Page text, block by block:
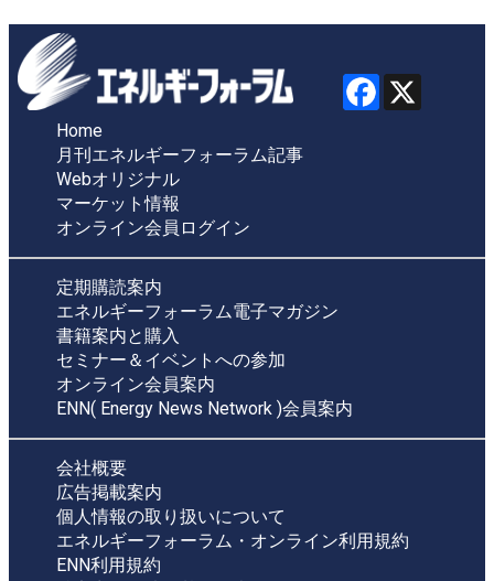
Home
月刊エネルギーフォーラム記事
Webオリジナル
マーケット情報
オンライン会員ログイン
定期購読案内
エネルギーフォーラム電子マガジン
書籍案内と購入
セミナー＆イベントへの参加
オンライン会員案内
ENN( Energy News Network )会員案内
会社概要
広告掲載案内
個人情報の取り扱いについて
エネルギーフォーラム・オンライン利用規約
ENN利用規約